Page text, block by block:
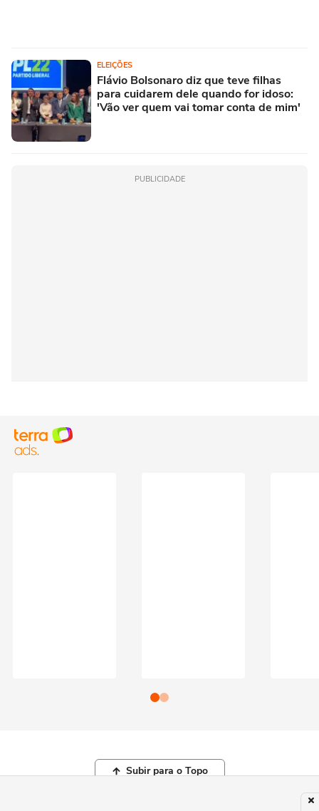
ELEIÇÕES
Flávio Bolsonaro diz que teve filhas
para cuidarem dele quando for idoso:
'Vão ver quem vai tomar conta de mim'
PUBLICIDADE
Subir para o Topo